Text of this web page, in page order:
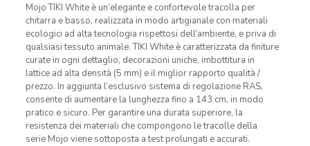
Mojo TIKI White è un’elegante e confortevole tracolla per
chitarra e basso, realizzata in modo artigianale con materiali
ecologici ad alta tecnologia rispettosi dell’ambiente, e priva di
qualsiasi tessuto animale. TIKI White è caratterizzata da finiture
curate in ogni dettaglio, decorazioni uniche, imbottitura in
lattice ad alta densità (5 mm) e il miglior rapporto qualità /
prezzo. In aggiunta l’esclusivo sistema di regolazione RAS,
consente di aumentare la lunghezza fino a 143 cm, in modo
pratico e sicuro. Per garantire una durata superiore, la
resistenza dei materiali che compongono le tracolle della
serie Mojo viene sottoposta a test prolungati e accurati.